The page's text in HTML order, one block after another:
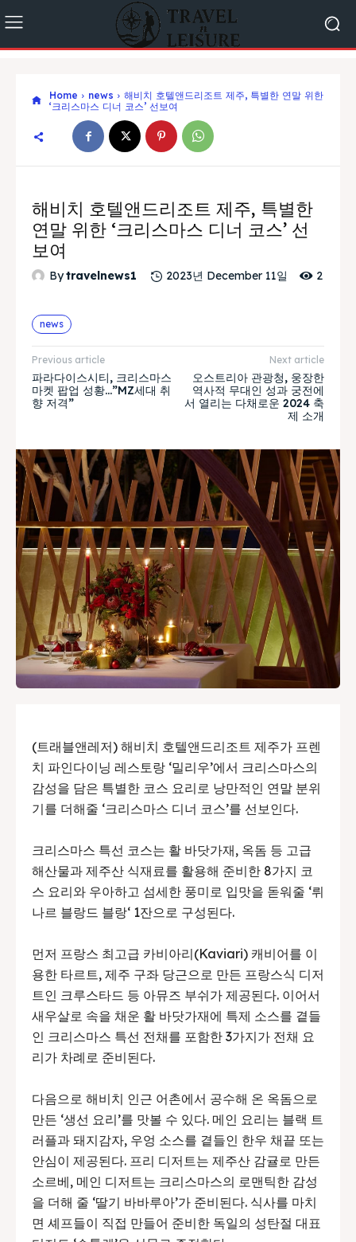
Home news
해비치 호텔앤드리조트 제주, 특별한 연말 위한
‘크리스마스 디너 코스’ 선보여
해비치 호텔앤드리조트 제주, 특별한
연말 위한 ‘크리스마스 디너 코스’ 선
보여
Bytravelnews1 2023년 December 11일 2
news
Previous article
파라다이스시티, 크리스마스
마켓 팝업 성황…”MZ세대 취
향 저격”
Next article
오스트리아 관광청, 웅장한
역사적 무대인 성과 궁전에
서 열리는 다채로운 2024 축
제 소개
(트래블앤레저) 해비치 호텔앤드리조트 제주가 프렌
치 파인다이닝 레스토랑 ‘밀리우’에서 크리스마스의
감성을 담은 특별한 코스 요리로 낭만적인 연말 분위
기를 더해줄 ‘크리스마스 디너 코스’를 선보인다.
크리스마스 특선 코스는 활 바닷가재, 옥돔 등 고급
해산물과 제주산 식재료를 활용해 준비한 8가지 코
스 요리와 우아하고 섬세한 풍미로 입맛을 돋워줄 ‘뤼
나르 블랑드 블랑‘ 1잔으로 구성된다.
먼저 프랑스 최고급 카비아리(Kaviari) 캐비어를 이
용한 타르트, 제주 구좌 당근으로 만든 프랑스식 디저
트인 크루스타드 등 아뮤즈 부쉬가 제공된다. 이어서
새우살로 속을 채운 활 바닷가재에 특제 소스를 곁들
인 크리스마스 특선 전채를 포함한 3가지가 전채 요
리가 차례로 준비된다.
다음으로 해비치 인근 어촌에서 공수해 온 옥돔으로
만든 ‘생선 요리’를 맛볼 수 있다. 메인 요리는 블랙 트
러플과 돼지감자, 우엉 소스를 곁들인 한우 채끝 또는
안심이 제공된다. 프리 디저트는 제주산 감귤로 만든
소르베, 메인 디저트는 크리스마스의 로맨틱한 감성
을 더해 줄 ‘딸기 바바루아’가 준비된다. 식사를 마치
면 셰프들이 직접 만들어 준비한 독일의 성탄절 대표